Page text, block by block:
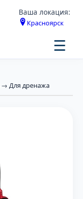
Ваша локация:
Красноярск
☰
→ Для дренажа